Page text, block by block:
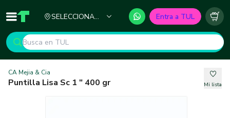
Inicio TUL - Tu Marketplace de Construcción
SELECCIONA
Entra a TUL
CA Mejia & Cia
Puntilla Lisa Sc 1 " 400 gr Mi lista